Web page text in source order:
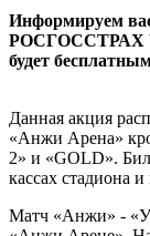
Информируем
РОСГОССТРАХ
будет
Данная акция
«Анжи Арена»
2» и «GOLD».
кассах стадиона
Матч «Анжи» -